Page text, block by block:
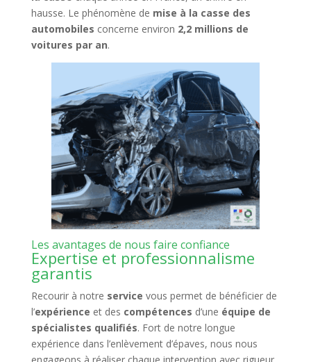
hausse. Le phénomène de mise à la casse des
automobiles concerne environ 2,2 millions de
voitures par an.
Les avantages de nous faire confiance
Expertise et professionnalisme
garantis
Recourir à notre service vous permet de bénéficier de
l’expérience et des compétences d’une équipe de
spécialistes qualifiés. Fort de notre longue
expérience dans l’enlèvement d’épaves, nous nous